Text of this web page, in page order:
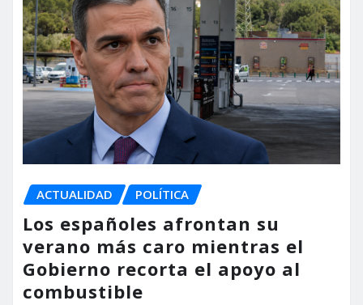
ACTUALIDAD POLÍTICA
Los españoles afrontan su
verano más caro mientras el
Gobierno recorta el apoyo al
combustible